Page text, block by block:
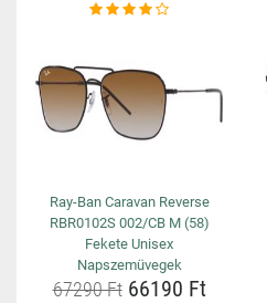
Ray-Ban Caravan Reverse
RBR0102S 002/CB M (58)
Fekete Unisex
Napszemüvegek
67290 Ft66190 Ft